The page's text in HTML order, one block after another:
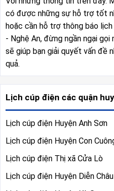
có được những sự hỗ trợ tốt
hoặc cần hỗ trợ thông báo
- Nghệ An, đừng ngần ngại
sẽ giúp bạn giải quyết vấn đề
quả.
Lịch cúp điện các quận
Lịch cúp điện Huyện Anh Sơn
Lịch cúp điện Huyện Con
Lịch cúp điện Thị xã Cửa Lò
Lịch cúp điện Huyện Diễn Châu